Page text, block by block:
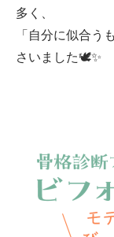
多く、
「自分に似合う
さいました🕊✨